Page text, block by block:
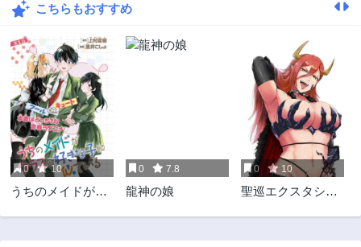
第29.2話
第29話
3年前
第28.1話
3年前
第27.1話
3年前
第26話
3年前
第25.2話
第25.1話 第24.2話
こちらもおすすめ
0 10
うちのメイドがク
0 7.8
龍神の娘
0 10
聖巡エクスタシー
ブッ倒します-